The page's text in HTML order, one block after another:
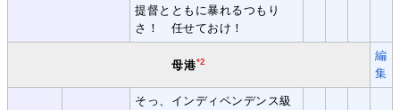
提督とともに暴れるつもり
さ！ 任せておけ！
母港*2
編
集
そっ、インディペンデンス級